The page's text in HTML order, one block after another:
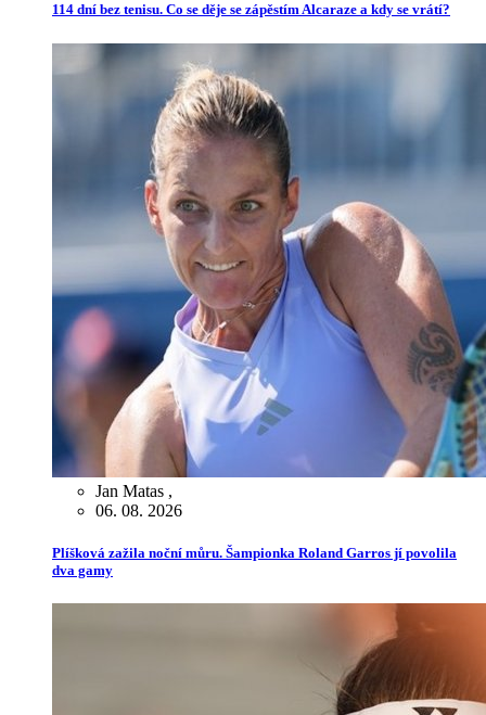
114 dní bez tenisu. Co se děje se zápěstím Alcaraze a kdy se vrátí?
Jan Matas ,
06. 08. 2026
Plíšková zažila noční můru. Šampionka Roland Garros jí povolila
dva gamy